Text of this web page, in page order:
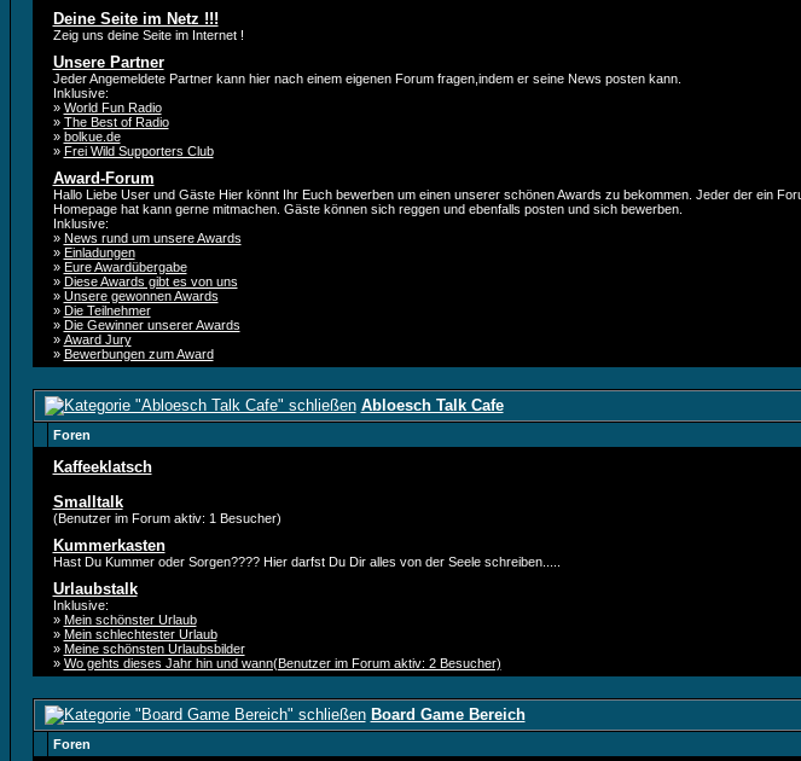
Deine Seite im Netz !!!
Zeig uns deine Seite im Internet !
Unsere Partner
Jeder Angemeldete Partner kann hier nach einem eigenen Forum fragen,indem er seine News posten kann.
Inklusive:
» World Fun Radio
» The Best of Radio
» bolkue.de
» Frei Wild Supporters Club
Award-Forum
Hallo Liebe User und Gäste Hier könnt Ihr Euch bewerben um einen unserer schönen Awards zu bekommen. Jeder der ein
Homepage hat kann gerne mitmachen. Gäste können sich reggen und ebenfalls posten und sich bewerben.
Inklusive:
» News rund um unsere Awards
» Einladungen
» Eure Awardübergabe
» Diese Awards gibt es von uns
» Unsere gewonnen Awards
» Die Teilnehmer
» Die Gewinner unserer Awards
» Award Jury
» Bewerbungen zum Award
Abloesch Talk Cafe
Foren
Kaffeeklatsch
Smalltalk
(Benutzer im Forum aktiv: 1 Besucher)
Kummerkasten
Hast Du Kummer oder Sorgen???? Hier darfst Du Dir alles von der Seele schreiben.....
Urlaubstalk
Inklusive:
» Mein schönster Urlaub
» Mein schlechtester Urlaub
» Meine schönsten Urlaubsbilder
» Wo gehts dieses Jahr hin und wann(Benutzer im Forum aktiv: 2 Besucher)
Board Game Bereich
Foren